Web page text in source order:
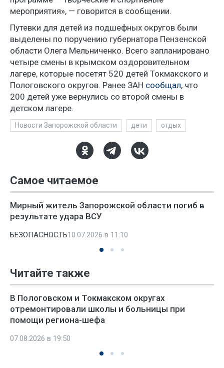
мероприятия», — говорится в сообщении.
Путевки для детей из подшефных округов были
выделены по поручению губернатора Пензенской
области Олега Мельниченко. Всего запланировано
четыре смены в крымском оздоровительном
лагере, которые посетят 520 детей Токмакского и
Пологовского округов. Ранее ЗАН сообщал, что
200 детей уже вернулись со второй смены в
детском лагере.
Новости Запорожской области дети отдых
Самое читаемое
Мирный житель Запорожской области погиб в
результате удара ВСУ
БЕЗОПАСНОСТЬ10.07.2026 в 11:10
Читайте также
В Пологовском и Токмакском округах
отремонтировали школы и больницы при
помощи региона-шефа
07.08.2026 в 19:50